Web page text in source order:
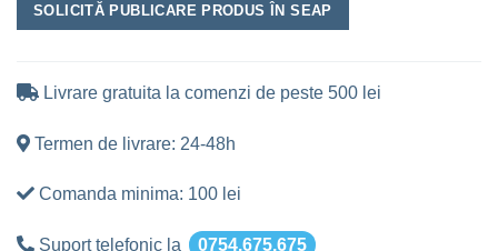
SOLICITĂ PUBLICARE PRODUS ÎN SEAP
Livrare gratuita la comenzi de peste 500 lei
Termen de livrare: 24-48h
Comanda minima: 100 lei
Suport telefonic la 0754.675.675